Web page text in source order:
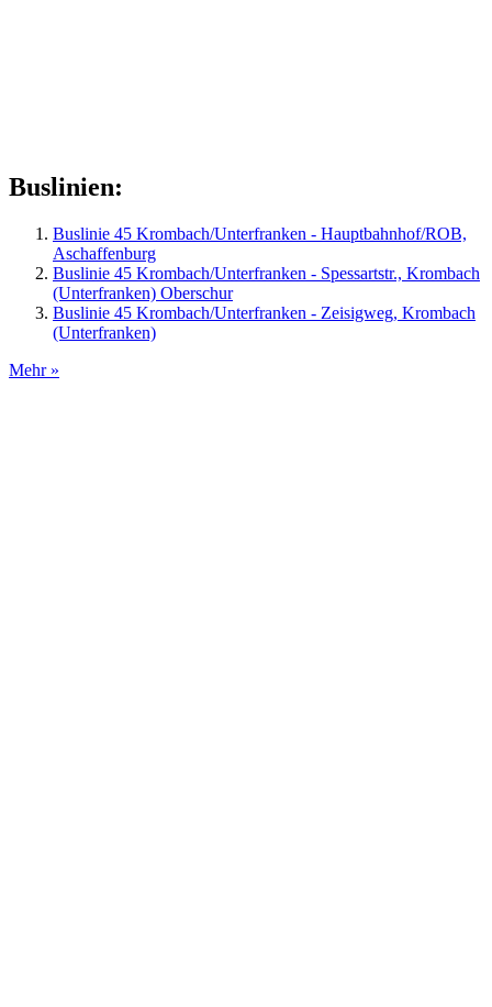
Buslinien:
Buslinie 45 Krombach/Unterfranken - Hauptbahnhof/ROB,
Aschaffenburg
Buslinie 45 Krombach/Unterfranken - Spessartstr., Krombach
(Unterfranken) Oberschur
Buslinie 45 Krombach/Unterfranken - Zeisigweg, Krombach
(Unterfranken)
Mehr »